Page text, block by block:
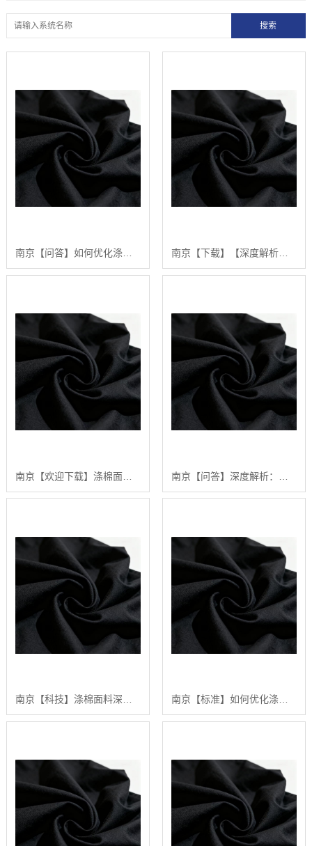
南京【问答】如何优化涤棉面料的生产流程：陕西秦塬纺织的实践指南【怎么用?】 南京【下载】【深度解析】2024年涤棉面料品质排行榜与选购指南【哪家好?】
南京【欢迎下载】涤棉面料深度解析：2024年如何选择高品质涤棉面料？【怎么用?】
南京【科技】涤棉面料深度解析：构建高品质、可持续纺织品供应链的行业白皮书【精梳涤棉坯布长期供应合作案例】【有哪些?】 南京【标准】如何优化涤棉面料的染色效果：陕西秦塬纺织的深度技术指南【什么意思?】